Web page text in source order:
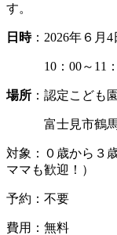
す。
日時：2026年６月
10：00～11：30
場所 ：認定こども
富士見市鶴馬
対象：０歳から３
ママも歓迎！）
予約：不要
費用：無料